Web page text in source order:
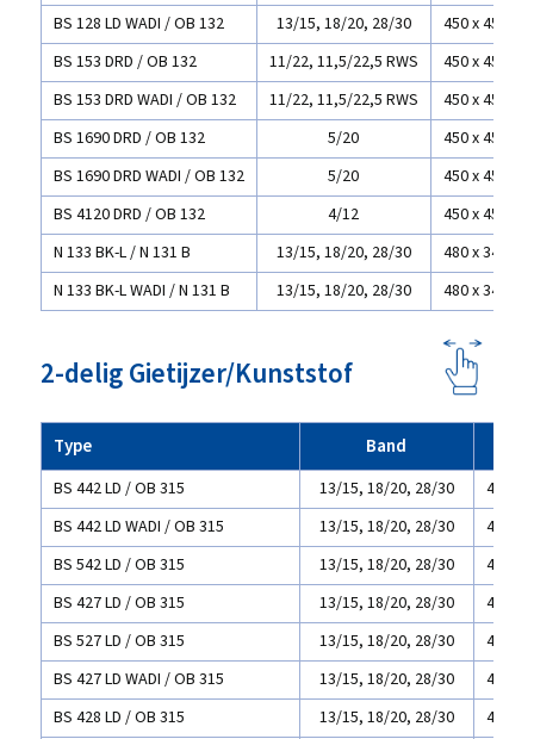
BS 128 LD WADI / OB 132
13/15, 18/20, 28/30 450 x 450
BS 153 DRD / OB 132
11/22, 11,5/22,5 RWS 450 x 450
BS 153 DRD WADI / OB 132
11/22, 11,5/22,5 RWS 450 x 450
BS 1690 DRD / OB 132
5/20 450 x 450
BS 1690 DRD WADI / OB 132
5/20 450 x 450
BS 4120 DRD / OB 132
4/12 450 x 450
N 133 BK-L / N 131 B
13/15, 18/20, 28/30
480 x 345
N 133 BK-L WADI / N 131 B
13/15, 18/20, 28/30 480 x 345
2-delig Gietijzer/Kunststof
Type Band
BS 442 LD / OB 315 13/15, 18/20, 28/30
400 x
BS 442 LD WADI / OB 315
13/15, 18/20, 28/30
400 x
BS 542 LD / OB 315
13/15, 18/20, 28/30
400 x
BS 427 LD / OB 315
13/15, 18/20, 28/30
420 x
BS 527 LD / OB 315
13/15, 18/20, 28/30
420 x
BS 427 LD WADI / OB 315
13/15, 18/20, 28/30
420 x
BS 428 LD / OB 315
13/15, 18/20, 28/30
450 x